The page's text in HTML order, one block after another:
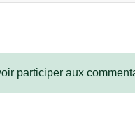
participer aux